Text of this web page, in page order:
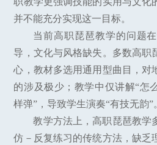
并不能充分实现这一目标。
当前高职琵琶教学的问题
导，文化与风格缺失。多数高职
心，教材多选用通用型曲目，对
的涉及极少；教学中仅讲解“怎
样弹”，导致学生演奏“有技无韵”
教学方法上，高职琵琶教学
仿－反复练习的传统方法，缺乏